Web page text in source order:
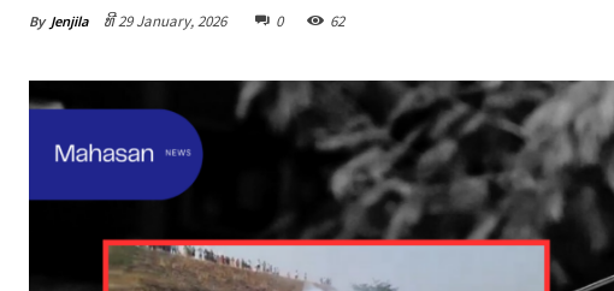
By Jenjila ທີ 29 January, 2026 0 62